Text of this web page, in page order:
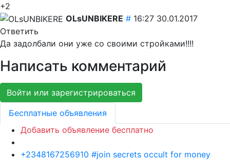
+2
OLsUNBIKERE # 16:27 30.01.2017
Ответить
Да задолбали они уже со своими стройками!!!!
Написать комментарий
Войти или зарегистрироваться
Бесплатные объявления
Добавить объявление бесплатно
+2348167256910 #join secrets occult for money